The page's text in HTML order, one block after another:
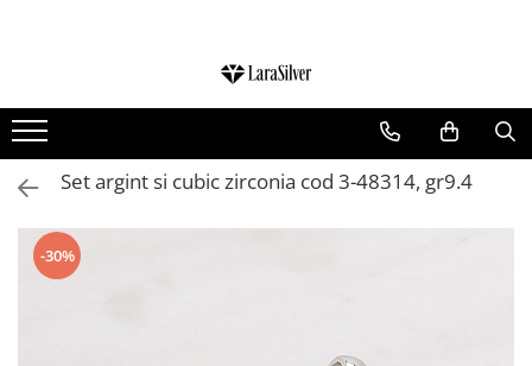
CERCEI ARGINT
BRATARI ARGINT
COLIERE ARGINT
LANTISOARE ARGINT
CRUCIULITE SI ICONITE ARGINT
Set argint si cubic zirconia cod 3-48314, gr9.4
-30%